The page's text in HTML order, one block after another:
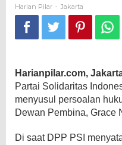
Harian Pilar - Jakarta
Harianpilar.com,
Partai Solidaritas
menyusul persoalan
Dewan Pembina, Grace
Di saat DPP PSI